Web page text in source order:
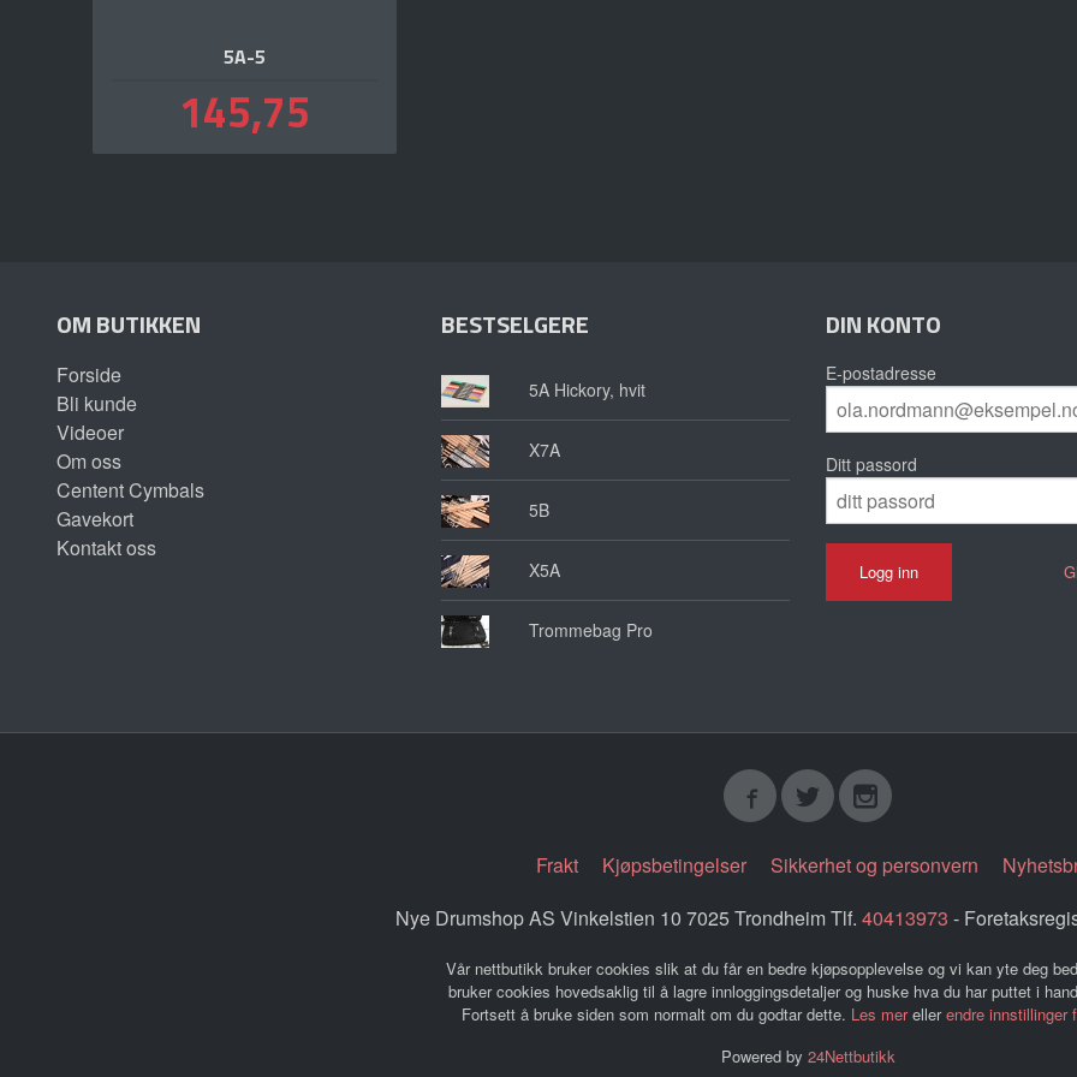
5A-5
Pris
145,75
OM BUTIKKEN
Forside
Bli kunde
Videoer
Om oss
Centent Cymbals
Gavekort
Kontakt oss
BESTSELGERE
5A Hickory, hvit
X7A
5B
X5A
Trommebag Pro
DIN KONTO
E-postadresse
Ditt passord
Frakt Kjøpsbetingelser Sikkerhet og personvern
Nye Drumshop AS Vinkelstien 10 7025 Trondheim Tlf. 40413973 -
Vår nettbutikk bruker cookies slik at du får en bedre kjøpsopplevelse og vi kan yte deg
bruker cookies hovedsaklig til å lagre innloggingsdetaljer og huske hva du har puttet i
Fortsett å bruke siden som normalt om du godtar dette. Les merellerendre innstillinger
Powered by 24Nettbutikk